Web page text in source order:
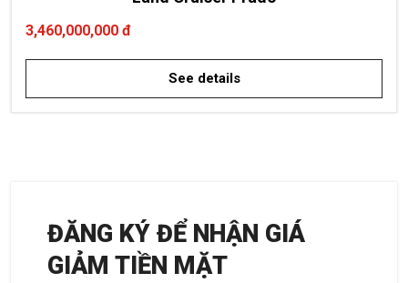
3,460,000,000 đ
See details
ĐĂNG KÝ ĐỂ NHẬN GIÁ
GIẢM TIỀN MẶT